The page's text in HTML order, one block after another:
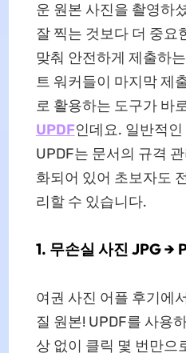
운 원본 사진을 촬영하
잘 찍는 것보다 더 중요
맞춰 안전하게 제출하
트 워커들이 마지막 제
로 활용하는 도구가 바
UPDF인데요. 일반적
UPDF는 문서의 규격
화되어 있어 초보자도
리할 수 있습니다.
1. 무손실 사진 JPG →
여권 사진 어플 후기에
질 원본! UPDF를 사용
상 없이 클릭 몇 번만으